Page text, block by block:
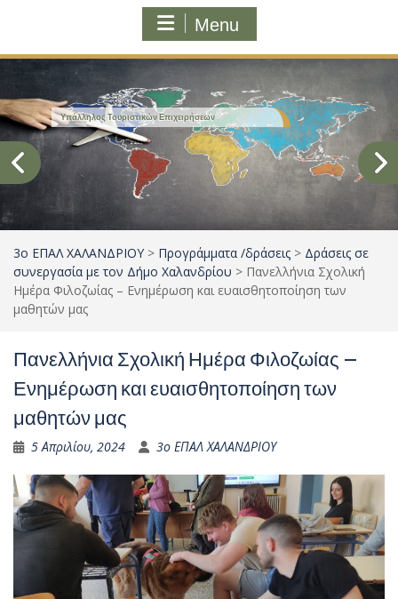
Menu
Τομέας Μηχανολογίας
3ο ΕΠΑΛ ΧΑΛΑΝΔΡΙΟΥ > Προγράμματα /δράσεις > Δράσεις σε
συνεργασία με τον Δήμο Χαλανδρίου > Πανελλήνια Σχολική
Ημέρα Φιλοζωίας – Ενημέρωση και ευαισθητοποίηση των
μαθητών μας
Πανελλήνια Σχολική Ημέρα Φιλοζωίας –
Ενημέρωση και ευαισθητοποίηση των
μαθητών μας
5 Απριλίου, 2024 3ο ΕΠΑΛ ΧΑΛΑΝΔΡΙΟΥ